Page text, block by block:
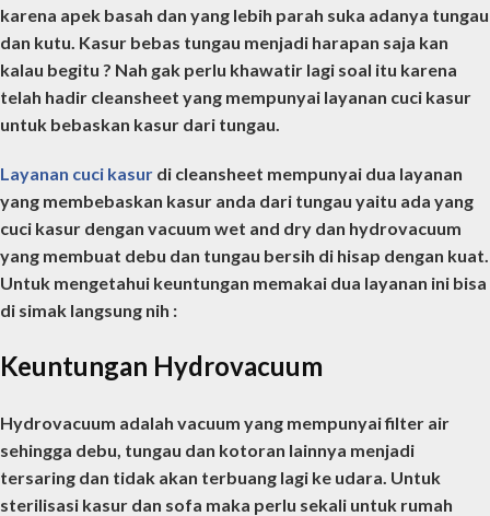
karena apek basah dan yang lebih parah suka adanya tungau
dan kutu. Kasur bebas tungau menjadi harapan saja kan
kalau begitu ? Nah gak perlu khawatir lagi soal itu karena
telah hadir cleansheet yang mempunyai layanan cuci kasur
untuk bebaskan kasur dari tungau.
Layanan cuci kasur di cleansheet mempunyai dua layanan
yang membebaskan kasur anda dari tungau yaitu ada yang
cuci kasur dengan vacuum wet and dry dan hydrovacuum
yang membuat debu dan tungau bersih di hisap dengan kuat.
Untuk mengetahui keuntungan memakai dua layanan ini bisa
di simak langsung nih :
Keuntungan Hydrovacuum
Hydrovacuum adalah vacuum yang mempunyai filter air
sehingga debu, tungau dan kotoran lainnya menjadi
tersaring dan tidak akan terbuang lagi ke udara. Untuk
sterilisasi kasur dan sofa maka perlu sekali untuk rumah